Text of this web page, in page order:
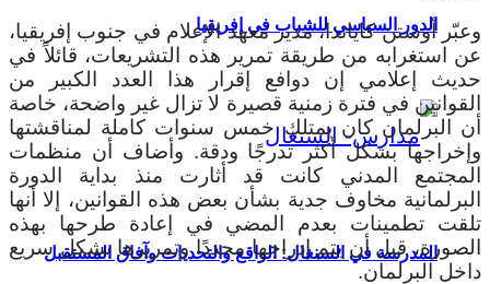
الدور السياسي للشباب في إفريقيا
المدرسة في السنغال: الواقع والتحديات وآفاق المستقبل
وعبّر أوستن كاياندا، مدير معهد الإعلام في جنوب إفريقيا،
عن استغرابه من طريقة تمرير هذه التشريعات، قائلاً في
حديث إعلامي إن دوافع إقرار هذا العدد الكبير من
القوانين في فترة زمنية قصيرة لا تزال غير واضحة، خاصة
أن البرلمان كان يمتلك خمس سنوات كاملة لمناقشتها
وإخراجها بشكل أكثر تدرجًا ودقة. وأضاف أن منظمات
المجتمع المدني كانت قد أثارت منذ بداية الدورة
البرلمانية مخاوف جدية بشأن بعض هذه القوانين، إلا أنها
تلقت تطمينات بعدم المضي في إعادة طرحها بهذه
الصورة، قبل أن يتم إدراجها مجددًا وتمريرها بشكل سريع
داخل البرلمان.